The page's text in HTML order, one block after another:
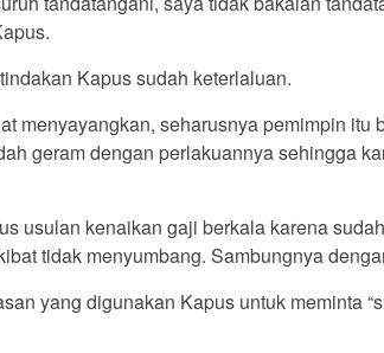
Kapus sudah keterlaluan.
menyayangkan, seharusnya pemimpin itu
geram dengan perlakuannya sehingga
usulan kenaikan gaji berkala karena
tidak menyumbang. Sambungnya
yang digunakan Kapus untuk meminta